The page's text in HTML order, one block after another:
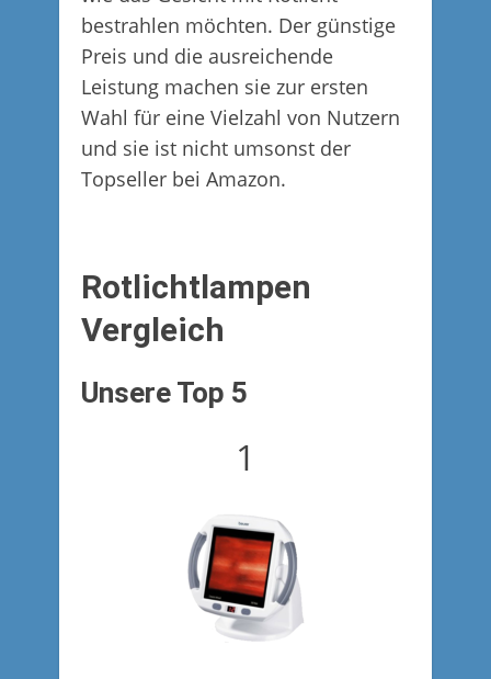
bestrahlen möchten. Der günstige
Preis und die ausreichende
Leistung machen sie zur ersten
Wahl für eine Vielzahl von Nutzern
und sie ist nicht umsonst der
Topseller bei Amazon.
Rotlichtlampen
Vergleich
Unsere Top 5
1